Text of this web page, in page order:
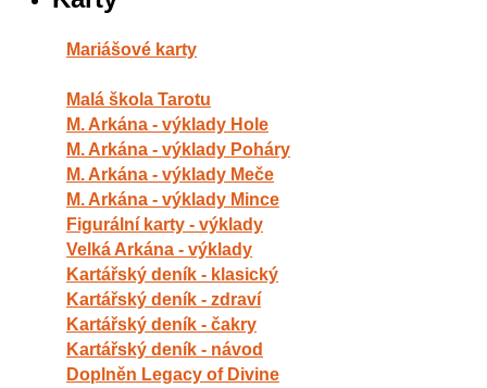
Mariášové karty
Malá škola Tarotu
M. Arkána - výklady Hole
M. Arkána - výklady Poháry
M. Arkána - výklady Meče
M. Arkána - výklady Mince
Figurální karty - výklady
Velká Arkána - výklady
Kartářský deník - klasický
Kartářský deník - zdraví
Kartářský deník - čakry
Kartářský deník - návod
Doplněn Legacy of Divine